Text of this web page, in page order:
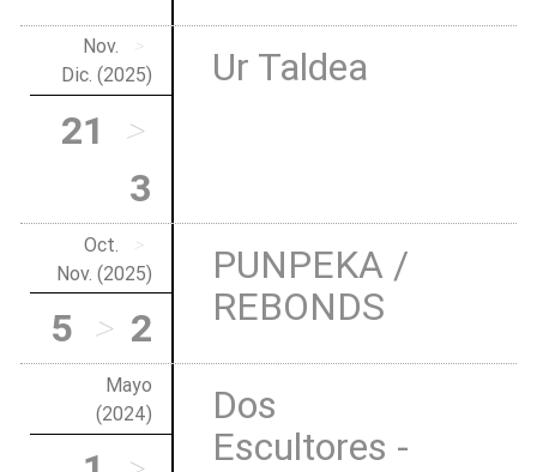
Nov.
>
Dic. (2025)
21
>
3
Ur Taldea
Oct.
>
Nov. (2025)
5 > 2
PUNPEKA /
REBONDS
Mayo
(2024)
Dos
Escultores -